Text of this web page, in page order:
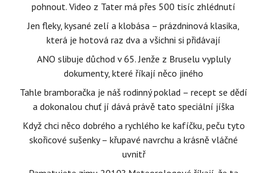
pohnout. Video z Tater má přes 500 tisíc zhlédnutí
Jen fleky, kysané zelí a klobása – prázdninová klasika,
která je hotová raz dva a všichni si přidávají
ANO slibuje důchod v 65. Jenže z Bruselu vypluly
dokumenty, které říkají něco jiného
Tahle bramboračka je náš rodinný poklad – recept se dědí
a dokonalou chuť jí dává právě tato speciální jíška
Když chci něco dobrého a rychlého ke kafíčku, peču tyto
skořicové sušenky – křupavé navrchu a krásně vláčné
uvnitř